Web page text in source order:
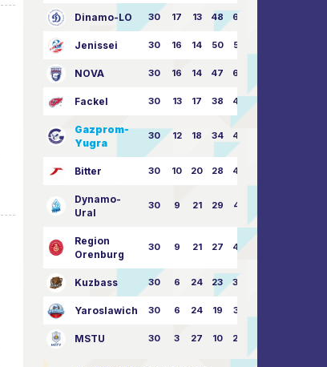
Dinamo-LO 30 17 13 48 63:57
Jenissei 30 16 14 50 59:53
NOVA 30 16 14 47 62:58
Fackel 30 13 17 38 49:62
Gazprom-
Yugra
30 12 18 34 45:63
Bitter 30 10 20 28 46:73
Dynamo-
Ural
30 9 21 29 41:70
Region
Orenburg
30 9 21 27 43:73
Kuzbass 30 6 24 23 38:76
Yaroslawich 30 6 24 19 31:80
MSTU 30 3 27 10 25:87